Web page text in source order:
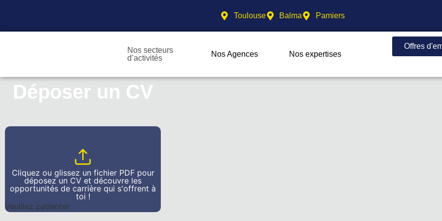
Toulouse Balma Pamiers
Nos secteurs
d’activités
Nos Agences Nos expertises
Offres
Déposer un CV
Cliquez ou glissez un fichier PDF pour
déposez un CV et découvre les
opportunités de carrière qui s'offrent à
toi !
Veuillez patienter